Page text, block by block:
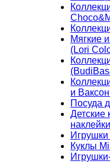
Мягкие
(Lori
и
Посуда
Детские
наклейки
Куклы